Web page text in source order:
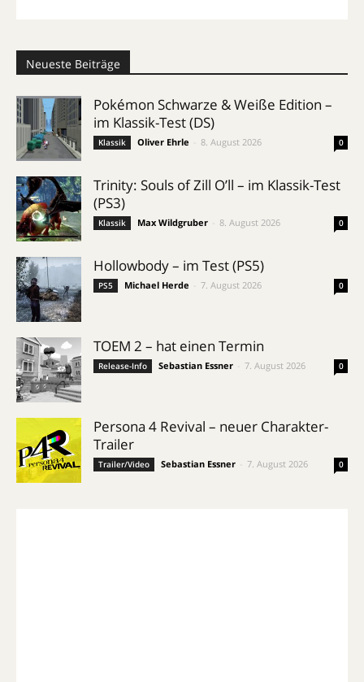
Neueste Beiträge
Pokémon Schwarze & Weiße Edition –
im Klassik-Test (DS)
Klassik Oliver Ehrle 8. August 2026 0
Trinity: Souls of Zill O’ll – im Klassik-Test
(PS3)
Klassik Max Wildgruber 8. August 2026 0
Hollowbody – im Test (PS5)
PS5 Michael Herde 7. August 2026 0
TOEM 2 – hat einen Termin
Release-Info Sebastian Essner 7. August 2026 0
Persona 4 Revival – neuer Charakter-
Trailer
Trailer/Video Sebastian Essner 7. August 2026 0